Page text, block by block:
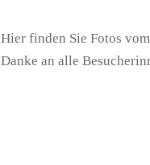
Hier finden Sie Fotos
Danke an alle